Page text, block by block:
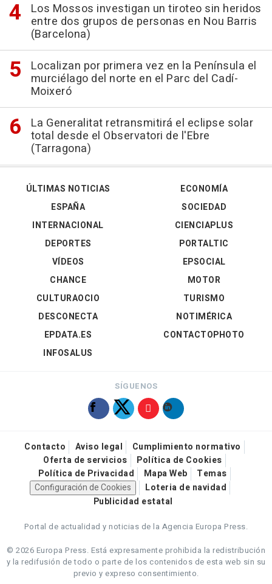
Los Mossos investigan un tiroteo sin heridos
entre dos grupos de personas en Nou Barris
(Barcelona)
Localizan por primera vez en la Península el
murciélago del norte en el Parc del Cadí-
Moixeró
La Generalitat retransmitirá el eclipse solar
total desde el Observatori de l'Ebre
(Tarragona)
ÚLTIMAS NOTICIAS
ESPAÑA
INTERNACIONAL
DEPORTES
VÍDEOS
ECONOMÍA
SOCIEDAD
CIENCIAPLUS
PORTALTIC
EPSOCIAL
CHANCE
CULTURAOCIO
DESCONECTA
EPDATA.ES
INFOSALUS
MOTOR
TURISMO
NOTIMÉRICA
CONTACTOPHOTO
SÍGUENOS
Contacto Aviso legal
Cumplimiento normativo
Oferta de servicios
Política de Cookies
Política de Privacidad
Mapa Web
Temas
Configuración de Cookies
Loteria de navidad
Publicidad estatal
Portal de actualidad y noticias de la Agencia Europa Press.
© 2026 Europa Press. Está expresamente prohibida la redistribución
y la redifusión de todo o parte de los contenidos de esta web sin su
previo y expreso consentimiento.